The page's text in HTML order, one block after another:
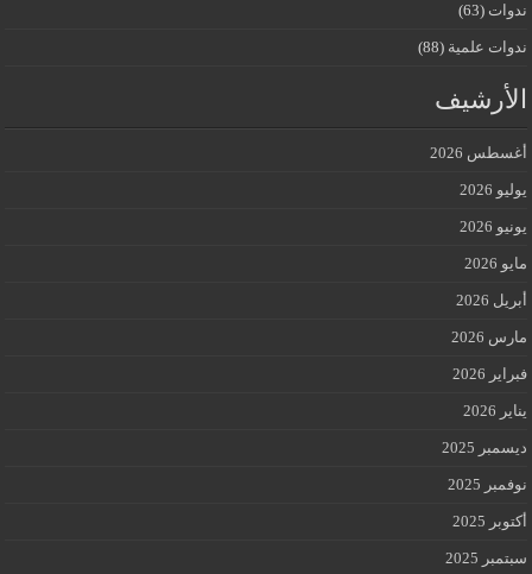
ندوات (63)
ندوات علمية (88)
الأرشيف
أغسطس 2026
يوليو 2026
يونيو 2026
مايو 2026
أبريل 2026
مارس 2026
فبراير 2026
يناير 2026
ديسمبر 2025
نوفمبر 2025
أكتوبر 2025
سبتمبر 2025